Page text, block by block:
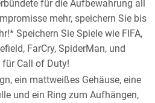
für die Aufbewahrung all
mehr, speichern Sie bis
Speichern Sie Spiele wie FIFA,
FarCry, SpiderMan, und
Call of Duty!
ein mattweißes Gehäuse, eine
und ein Ring zum Aufhängen,